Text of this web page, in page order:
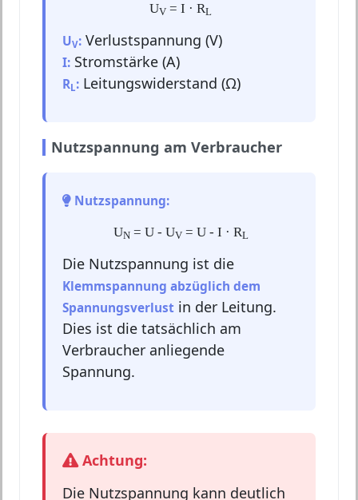
UV = I · RL
UV: Verlustspannung (V)
I: Stromstärke (A)
RL: Leitungswiderstand (Ω)
Nutzspannung am Verbraucher
Nutzspannung:
UN= U - UV= U - I · RL
Die Nutzspannung ist die
Klemmspannung abzüglich dem
Spannungsverlust in der Leitung.
Dies ist die tatsächlich am
Verbraucher anliegende
Spannung.
Achtung:
Die Nutzspannung kann deutlich